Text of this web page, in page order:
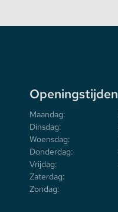
Openingstijden
Maandag:
Dinsdag:
Woensdag:
Donderdag:
Vrijdag:
Zaterdag:
Zondag: